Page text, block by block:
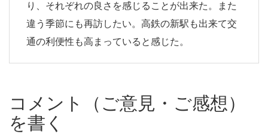
り、それぞれの良さを感じることが出来た。また
違う季節にも再訪したい。高鉄の新駅も出来て交
通の利便性も高まっていると感じた。
コメント（ご意見・ご感想）
を書く